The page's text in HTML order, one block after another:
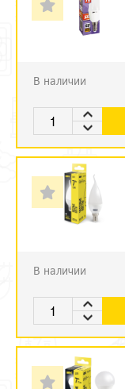
В наличии
В наличии